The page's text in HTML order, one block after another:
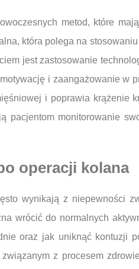
metod, które
która polega na
jest zastosowanie
i zaangażowanie w
i poprawia krążenie
pacjentom monitorowanie
operacji kolana
wynikają z niepewności
wrócić do normalnych
oraz jak uniknąć kontuzji
z procesem